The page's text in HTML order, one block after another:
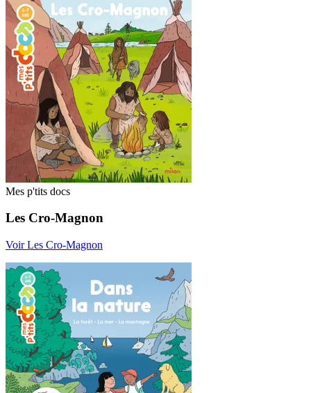
Mes p'tits docs
Les Cro-Magnon
Voir Les Cro-Magnon